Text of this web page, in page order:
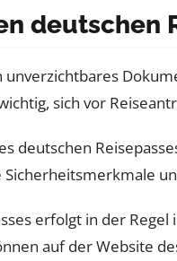
deutschen
unverzichtbares
sich vor
deutschen
erfolgt in der
auf der Website